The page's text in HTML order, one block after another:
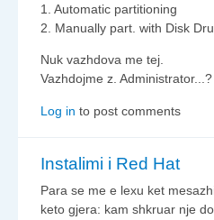
1. Automatic partitioning
2. Manually part. with Disk
Nuk vazhdova me tej.
Vazhdojme z. Administrator...?
Log in to post comments
Instalimi i Red Hat
Para se me e lexu ket
keto gjera: kam shkruar nje